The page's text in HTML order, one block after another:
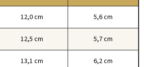
12,0 cm 5,6 cm
12,5 cm 5,7 cm
13,1 cm 6,2 cm